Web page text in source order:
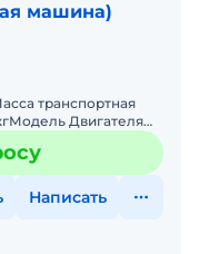
машина)
транспортная
Двигателя
класс Tier
Написать